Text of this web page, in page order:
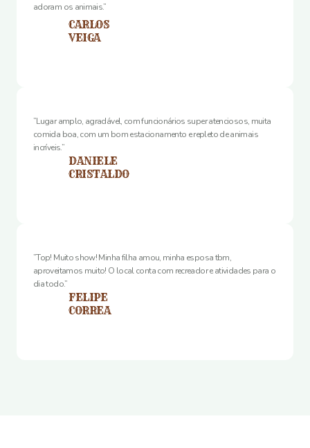
adoram os animais.”
CARLOS
VEIGA
”Lugar amplo, agradável, com funcionários super atenciosos, muita
comida boa, com um bom estacionamento e repleto de animais
incríveis.”
DANIELE
CRISTALDO
”Top! Muito show! Minha filha amou, minha esposa tbm,
aproveitamos muito! O local conta com recreador e atividades para o
dia todo.”
FELIPE
CORREA